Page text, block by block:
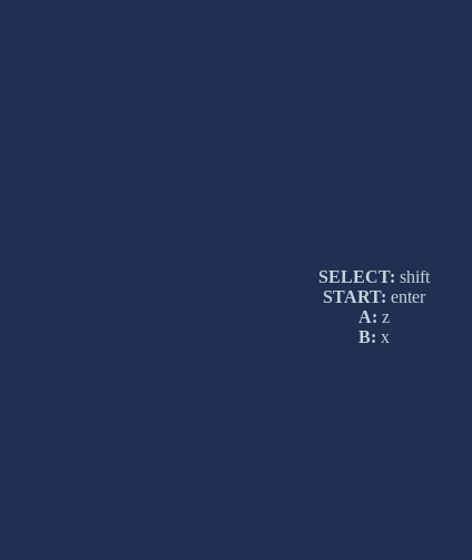
SELECT: shift
START: enter
A: z
B: x